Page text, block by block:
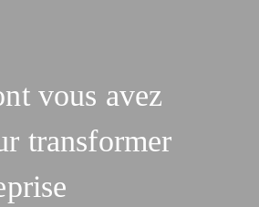
vous avez
transformer